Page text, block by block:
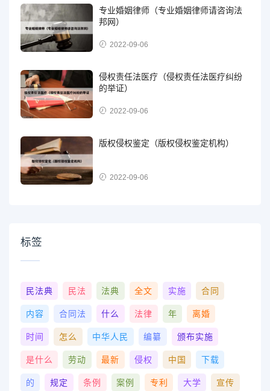
专业婚姻律师（专业婚姻律师请咨询法
邦网）
2022-09-06
侵权责任法医疗（侵权责任法医疗纠纷
的举证）
2022-09-06
版权侵权鉴定（版权侵权鉴定机构）
2022-09-06
标签
民法典 民法 法典 全文 实施 合同
内容 合同法 什么 法律 年 离婚
时间 怎么 中华人民 编纂 颁布实施
是什么 劳动 最新 侵权 中国 下载
的 规定 条例 案例 专利 大学 宣传